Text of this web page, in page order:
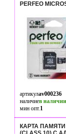
PERFEO
артикулav000236
наличиев наличии
мин опт.1
КАРТА ПАМЯТИ